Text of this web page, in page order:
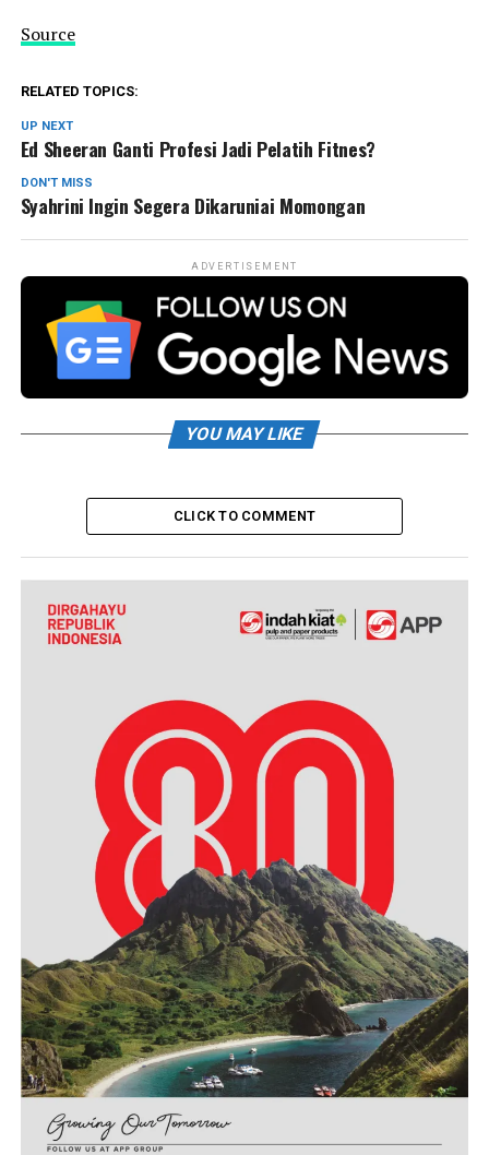
Source
RELATED TOPICS:
UP NEXT
Ed Sheeran Ganti Profesi Jadi Pelatih Fitnes?
DON'T MISS
Syahrini Ingin Segera Dikaruniai Momongan
ADVERTISEMENT
YOU MAY LIKE
CLICK TO COMMENT